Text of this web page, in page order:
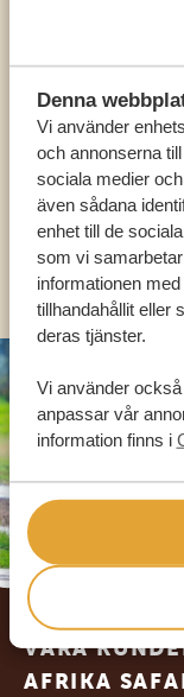
Denna
Vi använder
och annonserna
sociala medier
även sådana
enhet till de
som vi
informationen
tillhandahållit eller
deras tjänster.
Vi använder
anpassar vår
information finns i
Footer
VÅRA
AFRIKA